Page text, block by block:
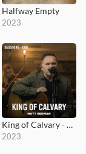
Halfway Empty
2023
King of Calvary - MultiTracks.com Session
2023